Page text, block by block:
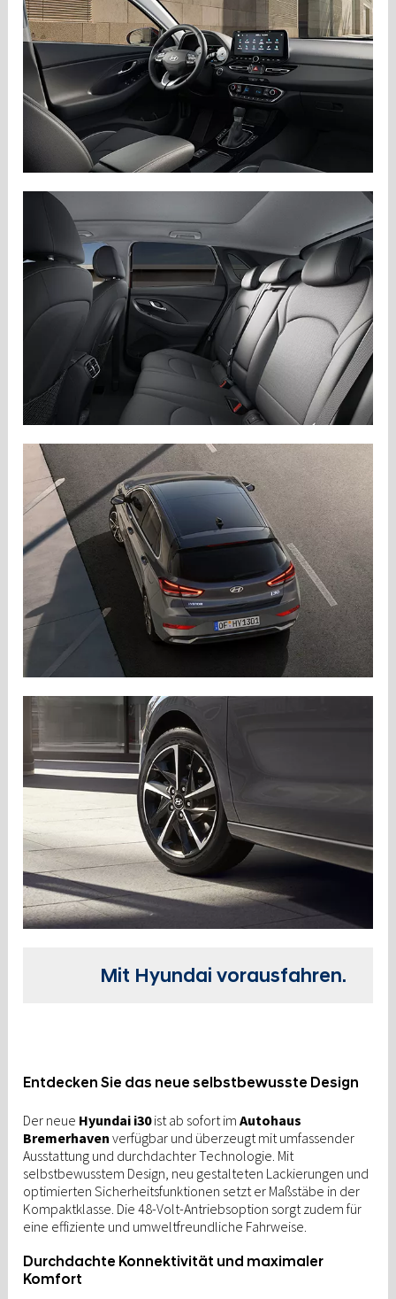
Mit Hyundai vorausfahren.
Entdecken Sie das neue selbstbewusste Design
Der neue Hyundai i30ist ab sofort imAutohaus
Bremerhaven verfügbar und überzeugt mit umfassender
Ausstattung und durchdachter Technologie. Mit
selbstbewusstem Design, neu gestalteten Lackierungen und
optimierten Sicherheitsfunktionen setzt er Maßstäbe in der
Kompaktklasse. Die 48-Volt-Antriebsoption sorgt zudem für
eine effiziente und umweltfreundliche Fahrweise.
Durchdachte Konnektivität und maximaler
Komfort